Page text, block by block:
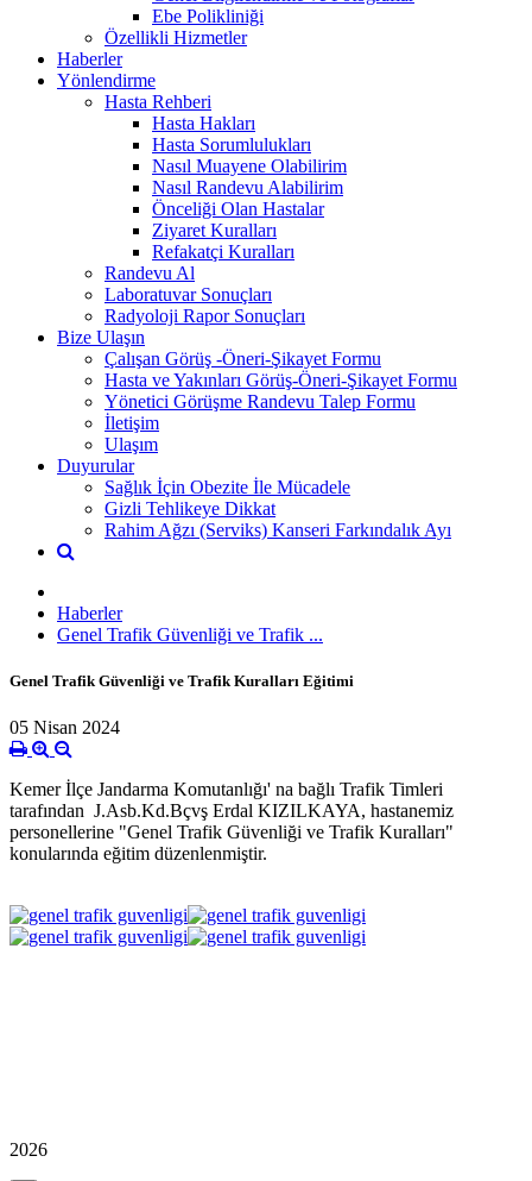
Ebe Polikliniği
Özellikli Hizmetler
Haberler
Yönlendirme
Hasta Rehberi
Hasta Hakları
Hasta Sorumlulukları
Nasıl Muayene Olabilirim
Nasıl Randevu Alabilirim
Önceliği Olan Hastalar
Ziyaret Kuralları
Refakatçi Kuralları
Randevu Al
Laboratuvar Sonuçları
Radyoloji Rapor Sonuçları
Bize Ulaşın
Çalışan Görüş -Öneri-Şikayet Formu
Hasta ve Yakınları Görüş-Öneri-Şikayet Formu
Yönetici Görüşme Randevu Talep Formu
İletişim
Ulaşım
Duyurular
Sağlık İçin Obezite İle Mücadele
Gizli Tehlikeye Dikkat
Rahim Ağzı (Serviks) Kanseri Farkındalık Ayı
Haberler
Genel Trafik Güvenliği ve Trafik ...
Genel Trafik Güvenliği ve Trafik Kuralları Eğitimi
05 Nisan 2024
Kemer İlçe Jandarma Komutanlığı' na bağlı Trafik Timleri
tarafından J.Asb.Kd.Bçvş Erdal KIZILKAYA, hastanemiz
personellerine "Genel Trafik Güvenliği ve Trafik Kuralları"
konularında eğitim düzenlenmiştir.
2026